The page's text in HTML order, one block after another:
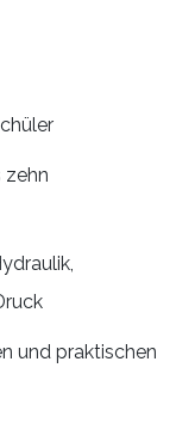
zehn
und praktischen